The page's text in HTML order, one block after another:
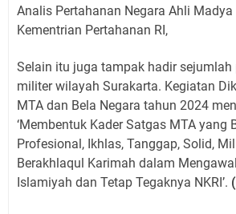
Analis Pertahanan Negara Ahli Madya
Kementrian Pertahanan RI,
Selain itu juga tampak hadir
militer wilayah Surakarta. Kegiatan
MTA dan Bela Negara tahun 2024
‘Membentuk Kader Satgas MTA yang
Profesional, Ikhlas, Tanggap, Solid,
Berakhlaqul Karimah dalam
Islamiyah dan Tetap Tegaknya NKRI’.